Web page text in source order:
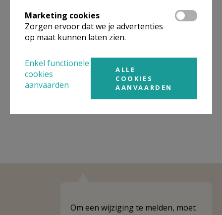
Organisatiestructuur
Niet gevonden wat je zocht? Hier vind je links naar de
gegevens van andere organisaties op het boven-,
Behoort tot
Federatie Antwerpen-Centrum
Federatie Antwerpen-Centrum
Om een wijziging te melden, moet
Marketing cookies
Zorgen ervoor dat we je advertenties
op maat kunnen laten zien.
Enkel functionele
cookies
aanvaarden
ALLE
COOKIES
AANVAARDEN